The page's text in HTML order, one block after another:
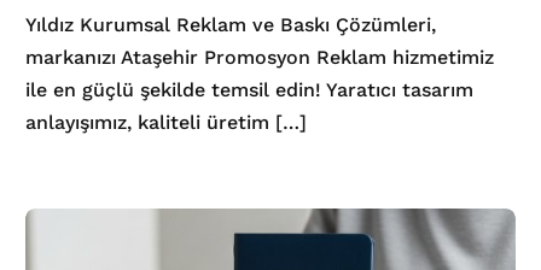
Yıldız Kurumsal Reklam ve Baskı Çözümleri,
markanızı Ataşehir Promosyon Reklam hizmetimiz
ile en güçlü şekilde temsil edin! Yaratıcı tasarım
anlayışımız, kaliteli üretim […]